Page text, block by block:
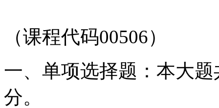
（课程代码00506）
一、单项选择题：本大
分。